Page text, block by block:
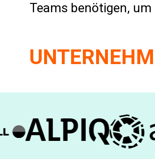
Teams benötigen,